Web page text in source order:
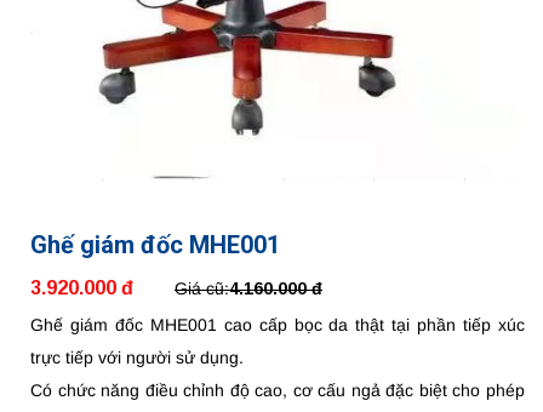
Ghế giám đốc MHE001
3.920.000 đ Giá cũ:4.160.000 đ
Ghế giám đốc MHE001 cao cấp bọc da thật tại phần tiếp xúc
trực tiếp với người sử dụng.
Có chức năng điều chỉnh độ cao, cơ cấu ngả đặc biệt cho phép